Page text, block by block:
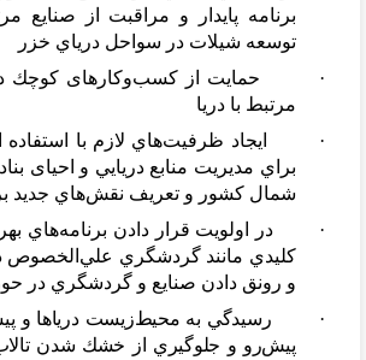
برنامه پايدار و مراقبت از صنايع
توسعه شيلات در سواحل درياي خزر
· حمايت از کسبوکارهای كوچك
مرتبط با دريا
· ايجاد ظرفيتهاي لازم با استفاده
براي مديريت منابع دريايي و احيای
شمال كشور و تعريف نقشهاي جديد
· در اولويت قرار دادن برنامههاي
كليدي مانند گردشگري علي الخصوص
و رونق دادن صنايع و گردشگري در
· رسيدگي به محیطزیست درياها و
پيشرو و جلوگيري از خشك شدن